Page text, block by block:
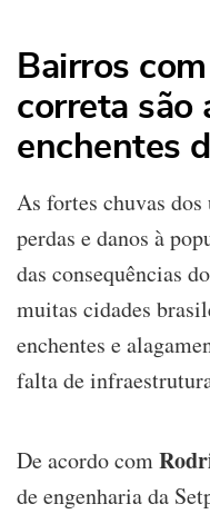
Bairros
correta são
enchentes
As fortes chuvas
perdas e danos à
das consequências
muitas cidades
enchentes e
falta de
De acordo com
de engenharia da